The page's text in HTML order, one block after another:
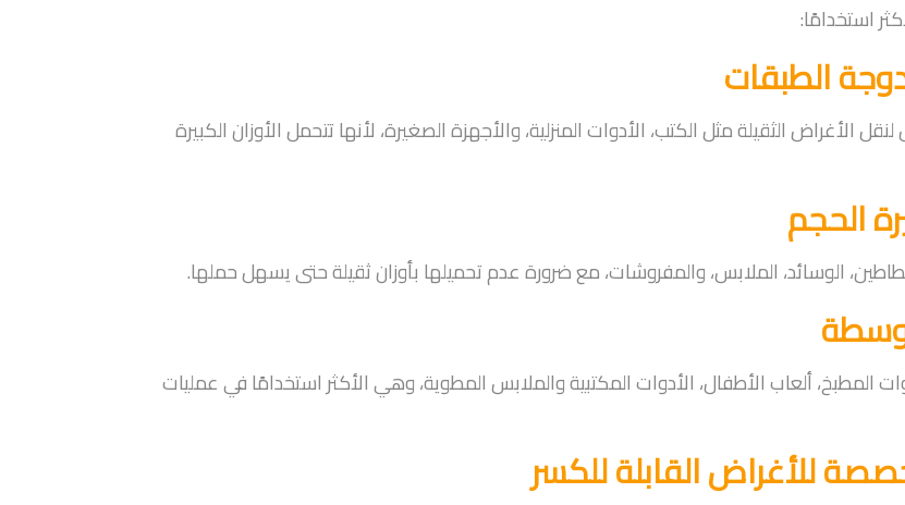
استخدامًا:
الطبقات
لنقل الأغراض الثقيلة مثل الكتب، الأدوات المنزلية، والأجهزة الصغيرة، لأنها تتحمل الأوزان الكبيرة
الحجم
الوسائد، الملابس، والمفروشات، مع ضرورة عدم تحميلها بأوزان ثقيلة حتى يسهل حملها.
المطبخ، ألعاب الأطفال، الأدوات المكتبية والملابس المطوية، وهي الأكثر استخدامًا في عمليات
للأغراض القابلة للكسر